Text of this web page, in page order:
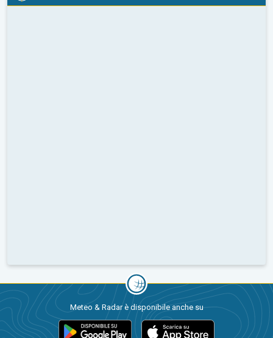
Meteo & Radar è disponibile anche su